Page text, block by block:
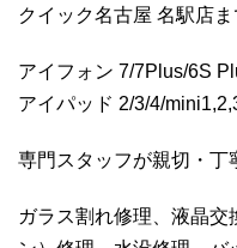
クイック名古屋 名駅店ま
アイフォン 7/7Plus/6S
アイパッド 2/3/4/
専門スタッフが親切・丁
ガラス割れ修理、液晶交